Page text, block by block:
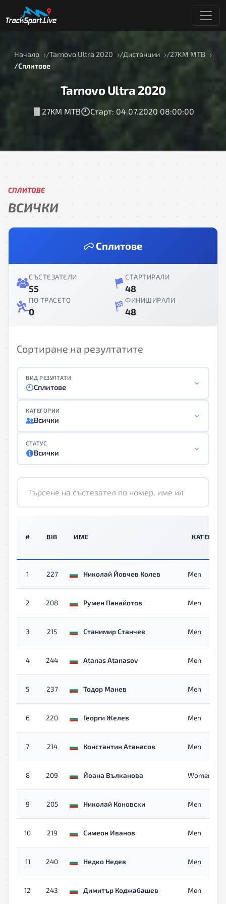
Начало Tarnovo Ultra 2020 Дистанции
27KM MTB
Сплитове
Tarnovo Ultra 2020
27KM MTB Старт: 04.07.2020 08:00:00
СПЛИТОВЕ
ВСИЧКИ
Сплитове
СЪСТЕЗАТЕЛИ
55
СТАРТИРАЛИ
48
ПО ТРАСЕТО
0
ФИНИШИРАЛИ
48
Сортиране на резултатите
ВИД РЕЗУЛТАТИ
Сплитове
КАТЕГОРИИ
Всички
СТАТУС
Всички
# BIB ИМЕ
1 227 Николай Йовчев Колев Men
2 208 Румен Панайотов Men
3 215 Станимир Станчев Men
4 244 Atanas Atanasov Men
5 237 Тодор Манев Men
6 220 Георги Желев Men
7 214 Константин Атанасов Men
8 209 Йоана Вълканова Women
9 205 Николай Коновски Men
10 219 Симеон Иванов Men
11 240 Недко Недев Men
12 243 Димитър Коджабашев Men